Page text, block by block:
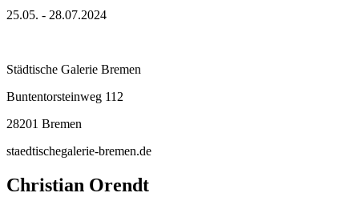
25.05. - 28.07.2024
Städtische Galerie Bremen
Buntentorsteinweg 112
28201 Bremen
staedtischegalerie-bremen.de
Christian Orendt